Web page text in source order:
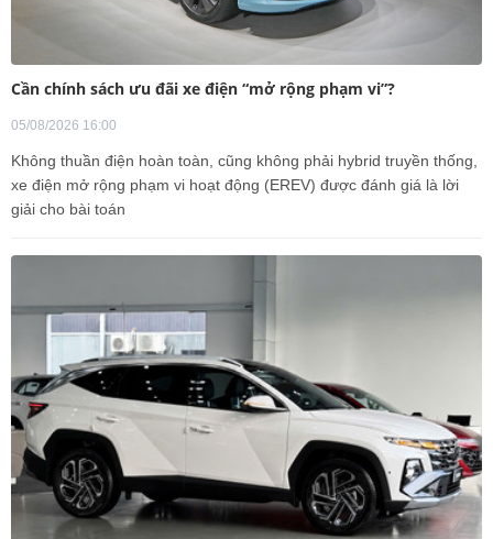
Cần chính sách ưu đãi xe điện “mở rộng phạm vi”?
05/08/2026 16:00
Không thuần điện hoàn toàn, cũng không phải hybrid truyền thống,
xe điện mở rộng phạm vi hoạt động (EREV) được đánh giá là lời
giải cho bài toán